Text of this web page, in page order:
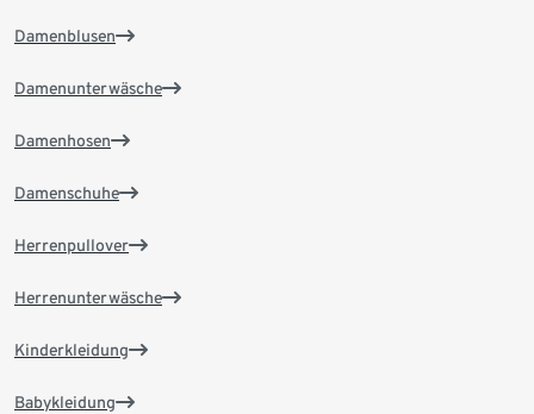
Damenblusen
Damenunterwäsche
Damenhosen
Damenschuhe
Herrenpullover
Herrenunterwäsche
Kinderkleidung
Babykleidung